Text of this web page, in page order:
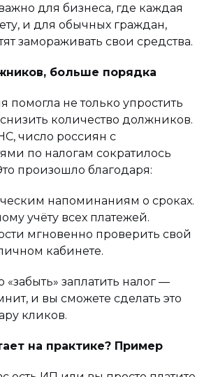
для бизнеса, где каждая
и для обычных граждан,
замораживать свои средства.
больше порядка
помогла не только упростить
количество должников.
число россиян с
по налогам сократилось
произошло благодаря:
напоминаниям о сроках.
учёту всех платежей.
мгновенно проверить свой
кабинете.
заплатить налог —
и вы сможете сделать это
кликов.
на практике? Пример